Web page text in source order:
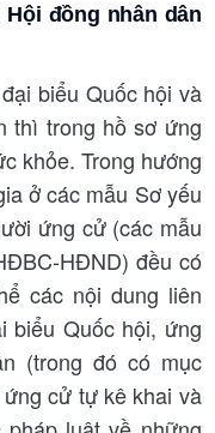
đồng nhân dân
biểu Quốc hội và
thì trong hồ sơ ứng
khỏe. Trong hướng
ở các mẫu Sơ yếu
ứng cử (các mẫu
HĐND) đều có
các nội dung liên
biểu Quốc hội, ứng
(trong đó có mục
cử tự kê khai và